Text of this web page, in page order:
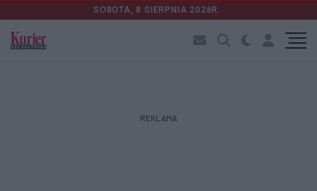
SOBOTA, 8 SIERPNIA 2026R.
REKLAMA